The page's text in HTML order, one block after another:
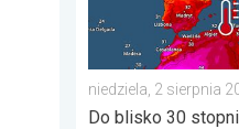
niedziela, 2 sierpnia
Do blisko 30 stopni